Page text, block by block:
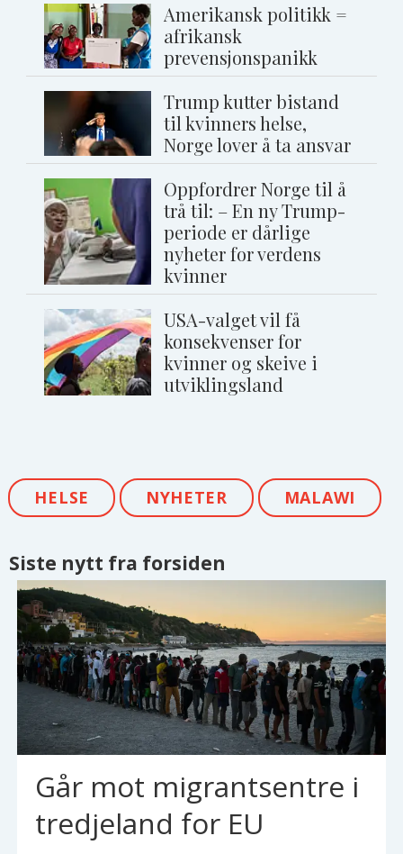
Amerikansk politikk =
afrikansk
prevensjonspanikk
Trump kutter bistand
til kvinners helse,
Norge lover å ta ansvar
Oppfordrer Norge til å
trå til: – En ny Trump-
periode er dårlige
nyheter for verdens
kvinner
USA-valget vil få
konsekvenser for
kvinner og skeive i
utviklingsland
HELSE NYHETER MALAWI
Siste nytt fra forsiden
Går mot migrantsentre i
tredjeland for EU